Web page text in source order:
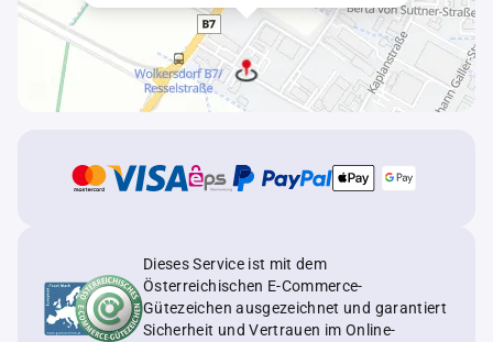
Dieses Service ist mit dem
Österreichischen E-Commerce-
Gütezeichen ausgezeichnet und garantiert
Sicherheit und Vertrauen im Online-